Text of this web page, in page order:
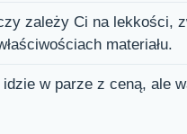
zależy Ci na lekkości,
materiału.
w parze z ceną, ale